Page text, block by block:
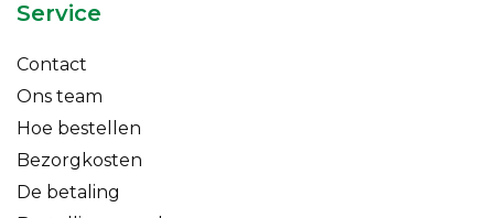
Service
Contact
Ons team
Hoe bestellen
Bezorgkosten
De betaling